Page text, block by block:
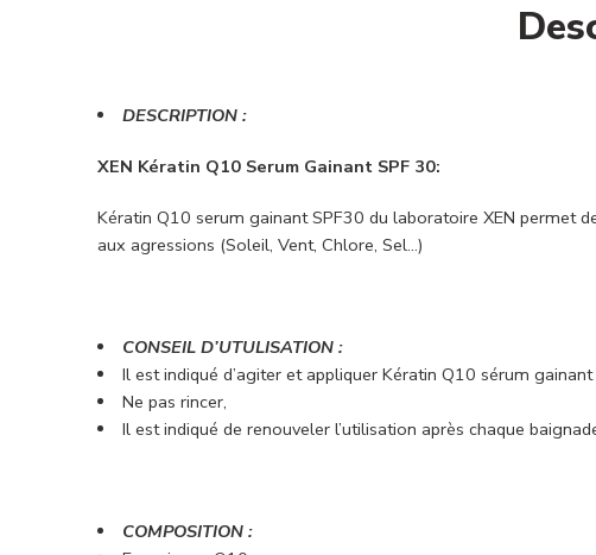
DESCRIPTION :
XEN Kératin Q10 Serum Gainant SPF 30:
Kératin Q10 serum gainant SPF30 du laboratoire XEN permet
aux agressions (Soleil, Vent, Chlore, Sel…)
CONSEIL D’UTULISATION :
Il est indiqué d’agiter et appliquer Kératin Q10 sérum
Ne pas rincer,
Il est indiqué de renouveler l’utilisation après chaque
COMPOSITION :